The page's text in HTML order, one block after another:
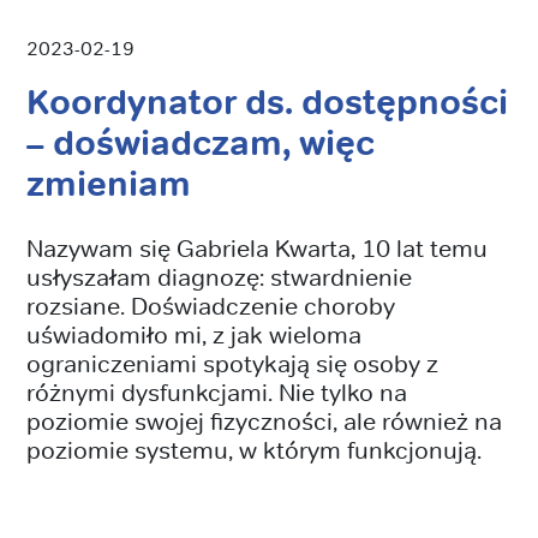
2023-02-19
Koordynator ds. dostępności
– doświadczam, więc
zmieniam
Nazywam się Gabriela Kwarta, 10 lat temu
usłyszałam diagnozę: stwardnienie
rozsiane. Doświadczenie choroby
uświadomiło mi, z jak wieloma
ograniczeniami spotykają się osoby z
różnymi dysfunkcjami. Nie tylko na
poziomie swojej fizyczności, ale również na
poziomie systemu, w którym funkcjonują.